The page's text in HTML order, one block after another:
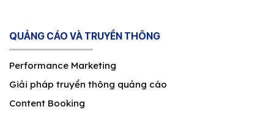
QUẢNG CÁO VÀ TRUYỀN THÔNG
Performance Marketing
Giải pháp truyền thông quảng cáo
Content Booking